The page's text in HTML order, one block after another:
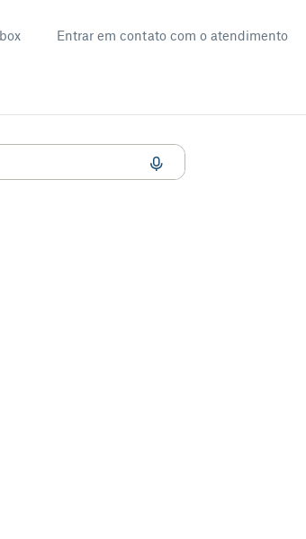
Entrar em contato com o atendimento
outros aplicativos para desktop travem